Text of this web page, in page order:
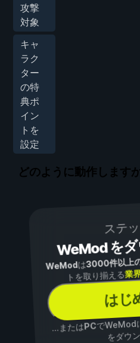
攻撃
対象
キャ
ラク
ター
の特
典ポ
イン
トを
設定
どのように動作します
ステ
WeMod を
WeModは3000件以上
トを取り揃える業
はじ
...またはPCでWeMod
をダウ